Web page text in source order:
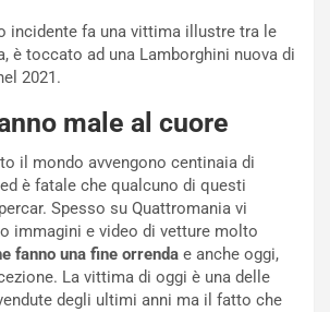
incidente fa una vittima illustre tra le
è toccato ad una Lamborghini nuova di
2021.
male al cuore
il mondo avvengono centinaia di
è fatale che qualcuno di questi
Spesso su Quattromania vi
immagini e video di vetture molto
fanno una fine orrenda e anche oggi,
La vittima di oggi è una delle
degli ultimi anni ma il fatto che